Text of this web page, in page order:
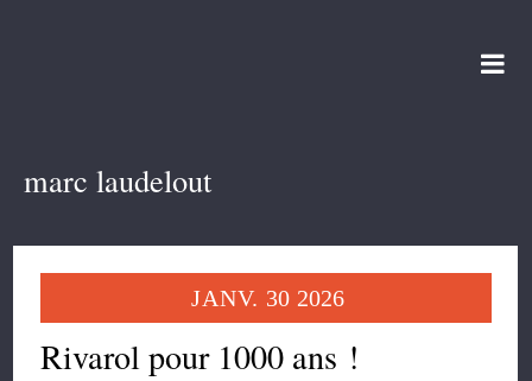
marc laudelout
JANV. 30 2026
Rivarol pour 1000 ans !